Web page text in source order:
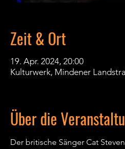
Zeit & Ort
19. Apr. 2024, 20:00
Kulturwerk, Mindener
Über die
Der britische Sänger Cat